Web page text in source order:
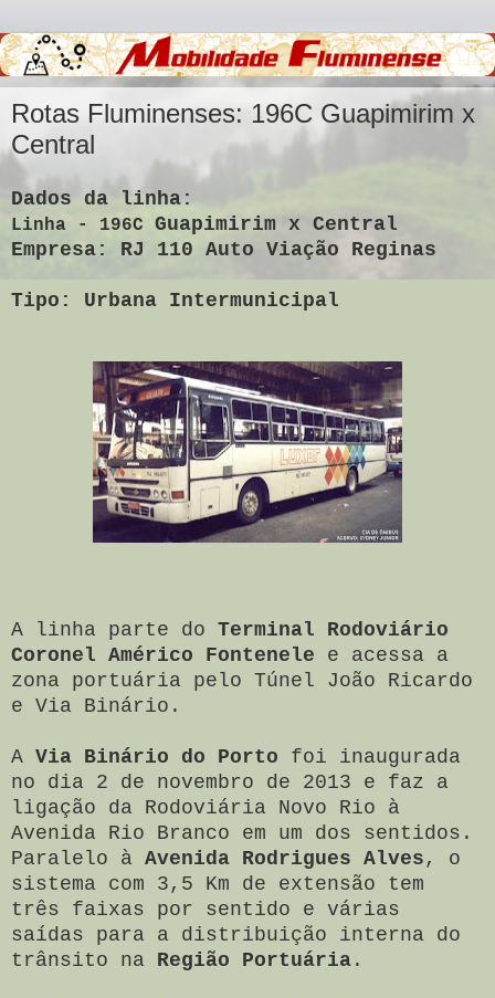
Rotas Fluminenses: 196C Guapimirim x
Central
Dados da linha:
Linha - 196C Guapimirim x Central
Empresa: RJ 110 Auto Viação Reginas
Tipo: Urbana Intermunicipal
A linha parte do Terminal Rodoviário
Coronel Américo Fontenele e acessa a
zona portuária pelo Túnel João Ricardo
e Via Binário.
A Via Binário do Porto foi inaugurada
no dia 2 de novembro de 2013 e faz a
ligação da Rodoviária Novo Rio à
Avenida Rio Branco em um dos sentidos.
Paralelo à Avenida Rodrigues Alves , o
sistema com 3,5 Km de extensão tem
três faixas por sentido e várias
saídas para a distribuição interna do
trânsito na Região Portuária .